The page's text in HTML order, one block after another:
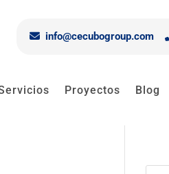
info@cecubogroup.com
Proyectos Blog